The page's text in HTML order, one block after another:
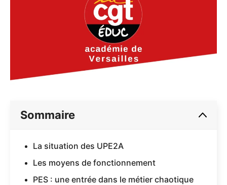
Sommaire
La situation des UPE2A
Les moyens de fonctionnement
PES : une entrée dans le métier chaotique